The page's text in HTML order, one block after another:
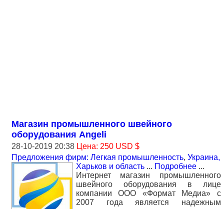
Магазин промышленного швейного
оборудования Angeli
28-10-2019 20:38 Цена: 250 USD $
Предложения фирм: Легкая промышленность, Украина,
Харьков и область ... Подробнее ...
Интернет магазин промышленного
швейного оборудования в лице
компании ООО «Формат Медиа» с
2007 года является надежным